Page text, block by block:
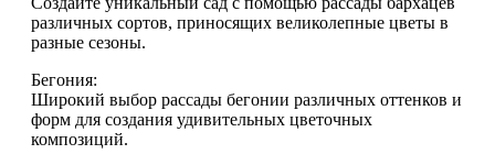
различных сортов, приносящих великолепные цветы в
разные сезоны.
Бегония:
Широкий выбор рассады бегонии различных оттенков и
форм для создания удивительных цветочных
композиций.